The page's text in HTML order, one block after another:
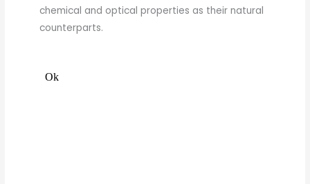
chemical and optical properties as their natural
counterparts.